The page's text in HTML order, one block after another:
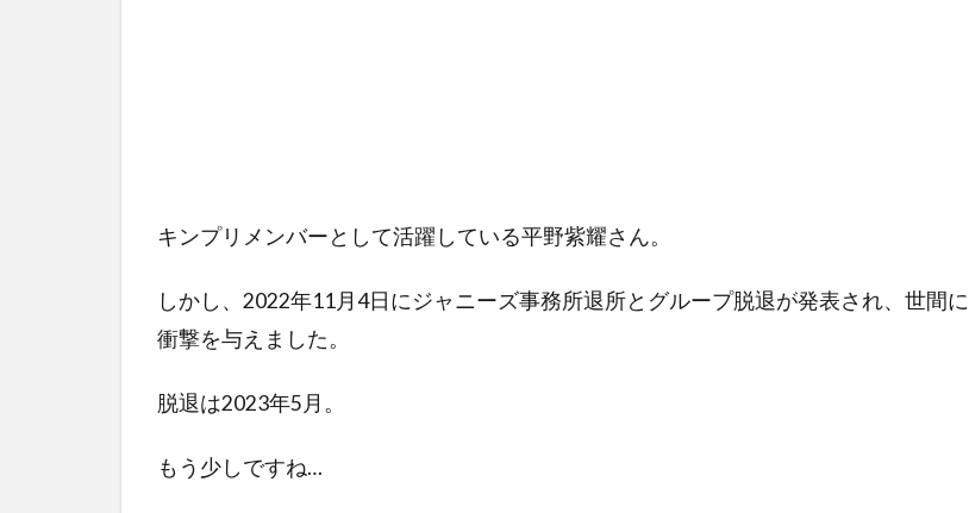
キンプリメンバーとして活躍している平野紫耀さん。
しかし、2022年11月4日にジャニーズ事務所退所とグループ脱退が発表され、世間に
衝撃を与えました。
脱退は2023年5月。
もう少しですね…